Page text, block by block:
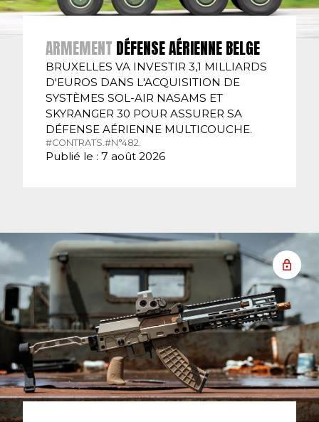
ARMEMENT DÉFENSE AÉRIENNE BELGE
BRUXELLES VA INVESTIR 3,1 MILLIARDS
D'EUROS DANS L'ACQUISITION DE
SYSTÈMES SOL-AIR NASAMS ET
SKYRANGER 30 POUR ASSURER SA
DÉFENSE AÉRIENNE MULTICOUCHE.
#CONTRATS.#N°482.
Publié le : 7 août 2026